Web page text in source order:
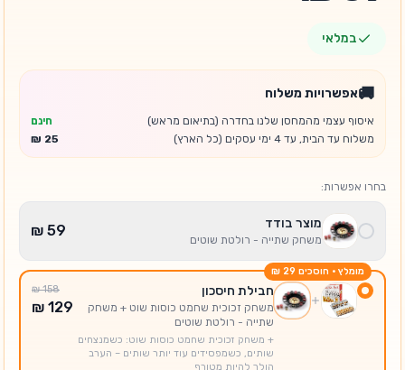
במלאי
🚚אפשרויות משלוח
איסוף עצמי מהמחסן שלנו בחדרה (בתיאום מראש)
חינם
משלוח עד הבית, עד 4 ימי עסקים (כל הארץ)
בחרו אפשרות:
מוצר בודד
משחק שתייה - רולטת שוטים
מומלץ · חוסכים
חבילת חיסכון
משחק זכוכית שחמט כוסות שוט + משחק
שתייה - רולטת שוטים
+ משחק זכוכית שחמט כוסות שוט: כשמנצחים
שותים, כשמפסידים עוד יותר שותים – הערב
הולך להיות מטורף